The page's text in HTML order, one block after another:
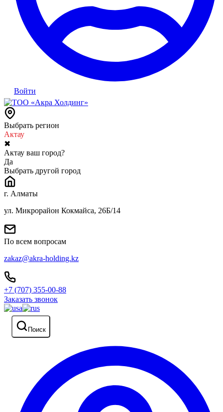
Войти
Выбрать регион
Актау
✖
Актау ваш город?
Да
Выбрать другой город
г. Алматы
ул. Микрорайон Кокмайса, 26Б/14
По всем вопросам
zakaz@akra-holding.kz
+7 (707) 355-00-88
Заказать звонок
Поиск